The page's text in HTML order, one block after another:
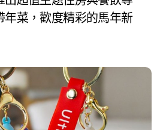
年菜，歡度精彩的馬年新